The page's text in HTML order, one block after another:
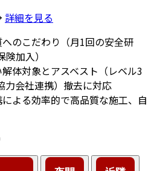
詳細を見る
のこだわり（月1回の安全研
加入）
体対象とアスベスト（レベル3
力会社連携）撤去に対応
よる効率的で高品質な施工、自